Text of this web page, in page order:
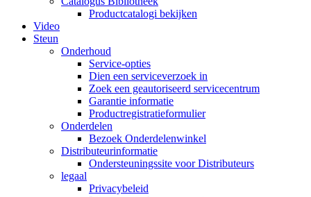
Productcatalogi bekijken
Video
Steun
Onderhoud
Service-opties
Dien een serviceverzoek in
Zoek een geautoriseerd servicecentrum
Garantie informatie
Productregistratieformulier
Onderdelen
Bezoek Onderdelenwinkel
Distributeurinformatie
Ondersteuningssite voor Distributeurs
legaal
Privacybeleid